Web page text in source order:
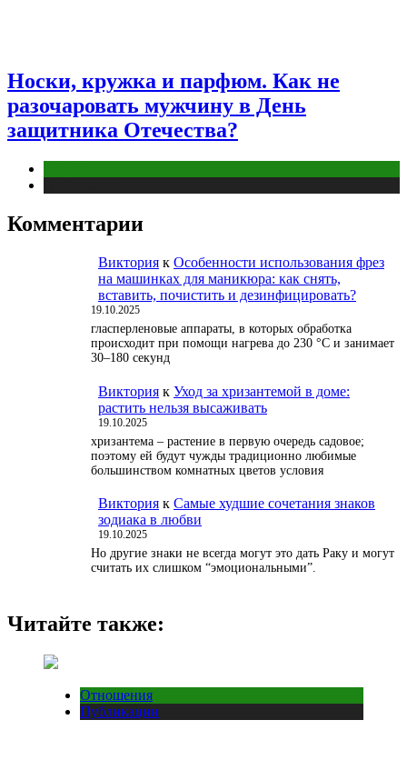
Носки, кружка и парфюм. Как не
разочаровать мужчину в День
защитника Отечества?
Комментарии
Виктория к Особенности использования фрез
на машинках для маникюра: как снять,
вставить, почистить и дезинфицировать?
19.10.2025
гласперленовые аппараты, в которых обработка
происходит при помощи нагрева до 230 °С и занимает
30–180 секунд
Виктория к Уход за хризантемой в доме:
растить нельзя высаживать
19.10.2025
хризантема – растение в первую очередь садовое;
поэтому ей будут чужды традиционно любимые
большинством комнатных цветов условия
Виктория к Самые худшие сочетания знаков
зодиака в любви
19.10.2025
Но другие знаки не всегда могут это дать Раку и могут
считать их слишком “эмоциональными”.
Читайте также:
Отношения
Публикации